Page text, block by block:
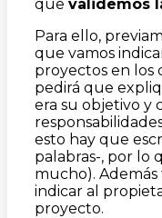
que validemos
Para ello,
que vamos
proyectos en los
pedirá que
era su objetivo y
esto hay que
palabras-, por lo
mucho).
indicar al
proyecto.